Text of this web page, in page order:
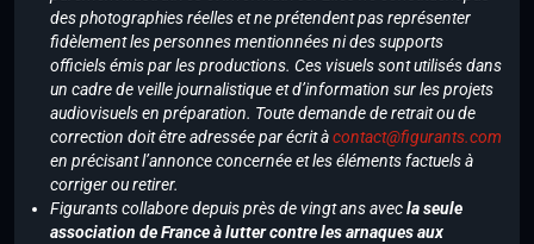
des photographies réelles et ne prétendent pas représenter
fidèlement les personnes mentionnées ni des supports
officiels émis par les productions. Ces visuels sont utilisés dans
un cadre de veille journalistique et d’information sur les projets
audiovisuels en préparation. Toute demande de retrait ou de
correction doit être adressée par écrit àcontact@figurants.com
en précisant l’annonce concernée et les éléments factuels à
corriger ou retirer.
Figurants collabore depuis près de vingt ans avecla seule
association de France à lutter contre les arnaques aux